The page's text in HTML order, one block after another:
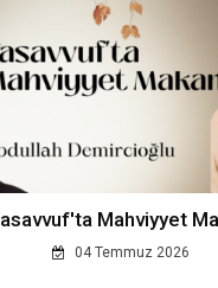
Mahviyyet
04 Temmuz 2026